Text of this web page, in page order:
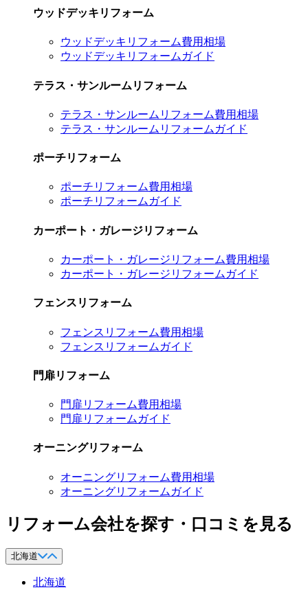
ウッドデッキリフォーム
ウッドデッキリフォーム費用相場
ウッドデッキリフォームガイド
テラス・サンルームリフォーム
テラス・サンルームリフォーム費用相場
テラス・サンルームリフォームガイド
ポーチリフォーム
ポーチリフォーム費用相場
ポーチリフォームガイド
カーポート・ガレージリフォーム
カーポート・ガレージリフォーム費用相場
カーポート・ガレージリフォームガイド
フェンスリフォーム
フェンスリフォーム費用相場
フェンスリフォームガイド
門扉リフォーム
門扉リフォーム費用相場
門扉リフォームガイド
オーニングリフォーム
オーニングリフォーム費用相場
オーニングリフォームガイド
リフォーム会社を探す・口コミを見る
北海道
北海道